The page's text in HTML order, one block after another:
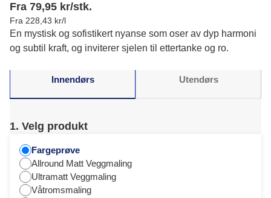
Fra 79,95 kr/stk.
Fra 228,43 kr/l
En mystisk og sofistikert nyanse som oser av dyp harmoni
og subtil kraft, og inviterer sjelen til ettertanke og ro.
Innendørs Utendørs
1. Velg produkt
Fargeprøve
Allround Matt Veggmaling
Ultramatt Veggmaling
Våtromsmaling